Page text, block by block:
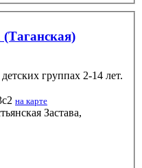
группах 2-14 лет.
на карте
Застава,